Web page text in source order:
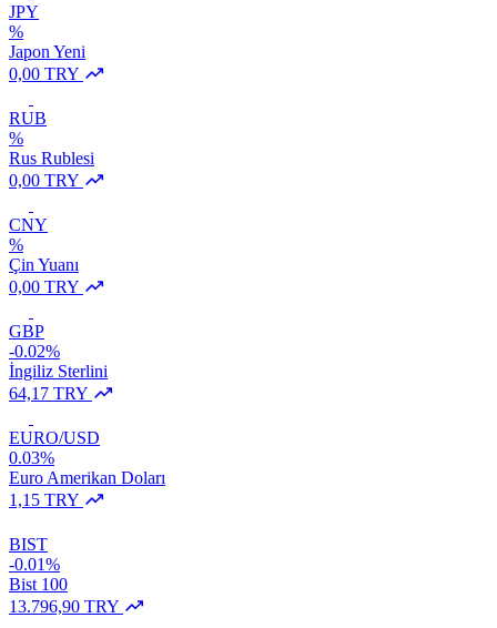
JPY
%
Japon Yeni
0,00 TRY
RUB
%
Rus Rublesi
0,00 TRY
CNY
%
Çin Yuanı
0,00 TRY
GBP
-0.02%
İngiliz Sterlini
64,17 TRY
EURO/USD
0.03%
Euro Amerikan Doları
1,15 TRY
BIST
-0.01%
Bist 100
13.796,90 TRY